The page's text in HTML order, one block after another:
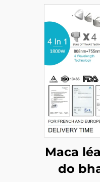
Maca
do